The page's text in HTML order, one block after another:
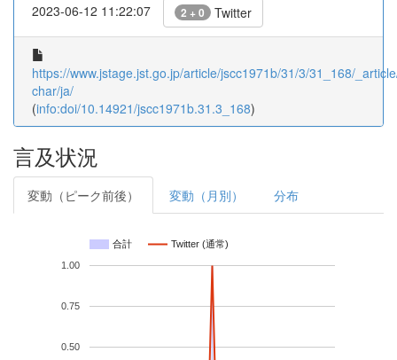
2023-06-12 11:22:07 2 + 0 Twitter
https://www.jstage.jst.go.jp/article/jscc1971b/31/3/31_168/
char/ja/
(info:doi/10.14921/jscc1971b.31.3_168)
言及状況
変動（ピーク前後） 変動（月別） 分布
合計 Twitter (通常)
0.50
0.75
1.00